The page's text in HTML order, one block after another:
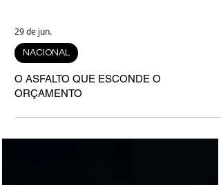
29 de jun.
NACIONAL
O ASFALTO QUE ESCONDE O